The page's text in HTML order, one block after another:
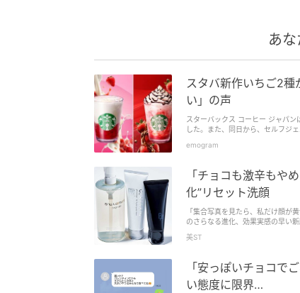
あ
スタバ新作いちご2
い」の声
スターバックス コーヒー ジャパ
した。また、同日から、セルフジ
emogram
「チョコも激辛もや
化”リセット洗顔
「集合写真を見たら、私だけ顔が
のさらなる進化、効果実感の早い
美ST
「安っぽいチョコで
い態度に限界…